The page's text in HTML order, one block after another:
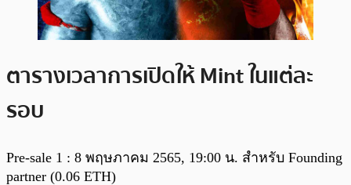
ตารางเวลาการเปิดให้ Mint ในแต่ละ
รอบ
Pre-sale 1 : 8 พฤษภาคม 2565, 19:00 น. สำหรับ Founding
partner (0.06 ETH)